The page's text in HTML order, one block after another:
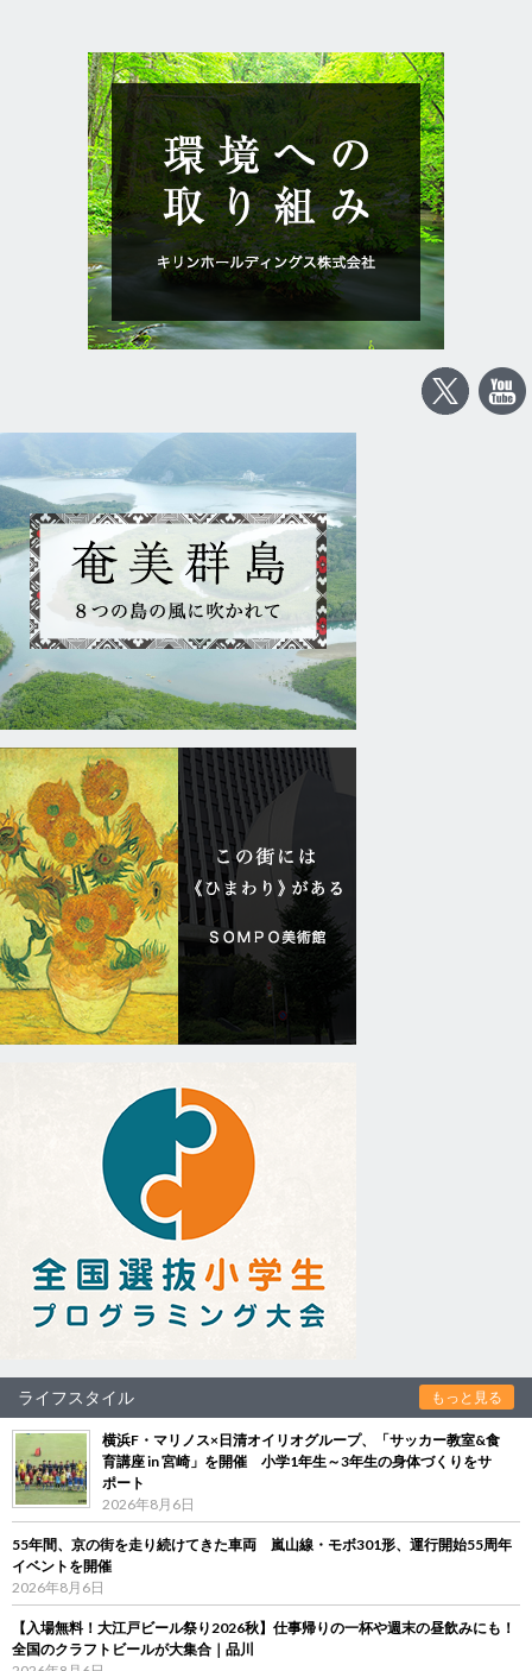
ライフスタイル もっと見る
横浜F・マリノス×日清オイリオグループ、「サッカー教室&食
育講座 in 宮崎」を開催 小学1年生～3年生の身体づくりをサ
ポート
2026年8月6日
55年間、京の街を走り続けてきた車両 嵐山線・モボ301形、運行開始55周年
イベントを開催
2026年8月6日
【入場無料！大江戸ビール祭り2026秋】仕事帰りの一杯や週末の昼飲みにも！
全国のクラフトビールが大集合｜品川